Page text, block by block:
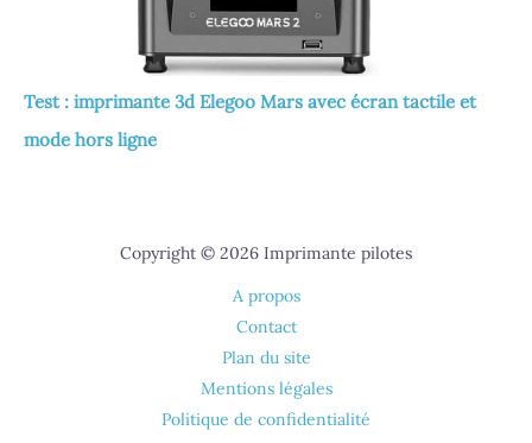
Test : imprimante 3d Elegoo Mars avec écran tactile et
mode hors ligne
Copyright © 2026 Imprimante pilotes
A propos
Contact
Plan du site
Mentions légales
Politique de confidentialité